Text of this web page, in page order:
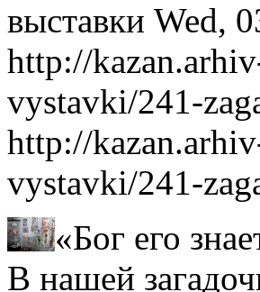
выставки Wed,
http://
vystavki/241-
http://
vystavki/241-
«Бог его
В нашей